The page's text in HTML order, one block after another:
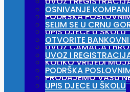
PODRŠKA
UPIS DJECE U ŠKOLU
UVOZ ČAMACA I
KOLIKO VRIJEDI
PRODAJEMO VAŠU
OSNIVANJE
SELIM SE U CRNU
OTVORITE
UVOZ I
PODRŠKA
UPIS DJECE U ŠKOLU